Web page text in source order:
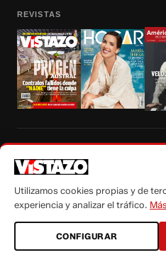
REVISTAS
autorización escrita de su titular, de todos
Utilizamos cookies propias y de
experiencia y analizar el tráfico.
CONFIGURAR